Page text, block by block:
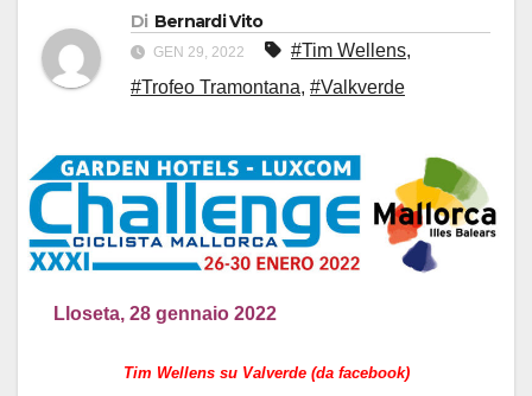
Di Bernardi Vito
GEN 29, 2022 #Tim Wellens,
#Trofeo Tramontana, #Valkverde
Lloseta, 28 gennaio 2022
Tim Wellens su Valverde (da facebook)